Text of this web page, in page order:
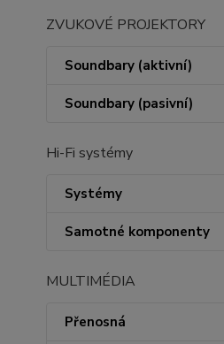
ZVUKOVÉ PROJEKTORY
Soundbary (aktivní)
Soundbary (pasivní)
Hi-Fi systémy
Systémy
Samotné komponenty
MULTIMÉDIA
Přenosná